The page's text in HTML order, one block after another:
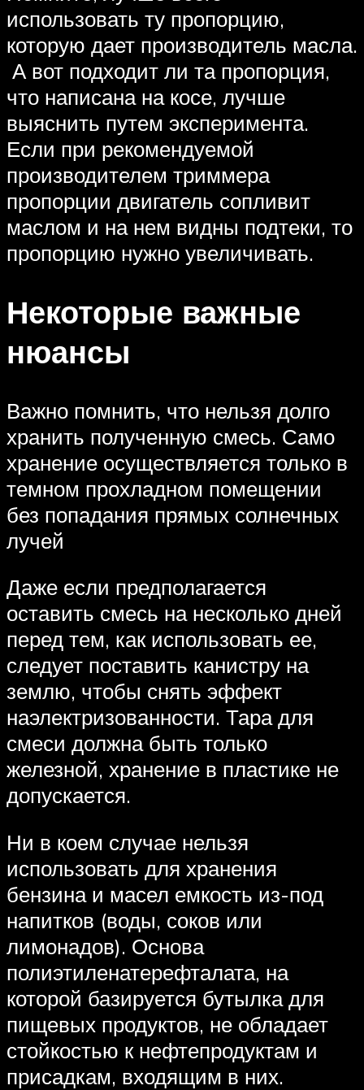
использовать ту пропорцию,
которую дает производитель масла.
А вот подходит ли та пропорция,
что написана на косе, лучше
выяснить путем эксперимента.
Если при рекомендуемой
производителем триммера
пропорции двигатель сопливит
маслом и на нем видны подтеки, то
пропорцию нужно увеличивать.
Некоторые важные
нюансы
Важно помнить, что нельзя долго
хранить полученную смесь. Само
хранение осуществляется только в
темном прохладном помещении
без попадания прямых солнечных
лучей
Даже если предполагается
оставить смесь на несколько дней
перед тем, как использовать ее,
следует поставить канистру на
землю, чтобы снять эффект
наэлектризованности. Тара для
смеси должна быть только
железной, хранение в пластике не
допускается.
Ни в коем случае нельзя
использовать для хранения
бензина и масел емкость из-под
напитков (воды, соков или
лимонадов). Основа
полиэтиленатерефталата, на
которой базируется бутылка для
пищевых продуктов, не обладает
стойкостью к нефтепродуктам и
присадкам, входящим в них.